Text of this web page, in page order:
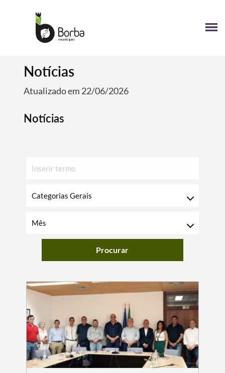
Notícias
Atualizado em 22/06/2026
Notícias
Procurar